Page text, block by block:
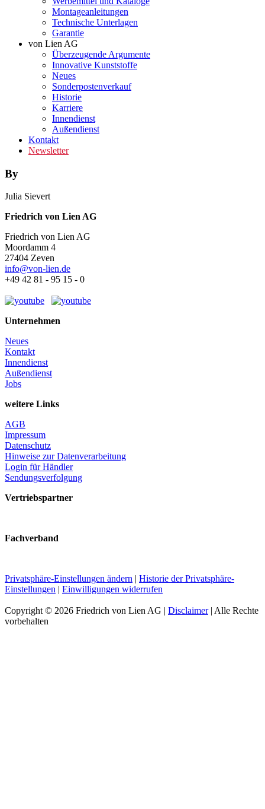
Montageanleitungen
Technische Unterlagen
Garantie
von Lien AG
Überzeugende Argumente
Innovative Kunststoffe
Neues
Sonderpostenverkauf
Historie
Karriere
Innendienst
Außendienst
Kontakt
Newsletter
By
Julia Sievert
Friedrich von Lien AG
Friedrich von Lien AG
Moordamm 4
27404 Zeven
info@von-lien.de
+49 42 81 - 95 15 - 0
Unternehmen
Neues
Kontakt
Innendienst
Außendienst
Jobs
weitere Links
AGB
Impressum
Datenschutz
Hinweise zur Datenverarbeitung
Login für Händler
Sendungsverfolgung
Vertriebspartner
Fachverband
Privatsphäre-Einstellungen ändern | Historie der Privatsphäre-
Einstellungen | Einwilligungen widerrufen
Copyright © 2026 Friedrich von Lien AG | Disclaimer| Alle Rechte
vorbehalten